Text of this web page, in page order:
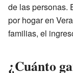
de las personas.
por hogar en
familias, el
¿Cuánto